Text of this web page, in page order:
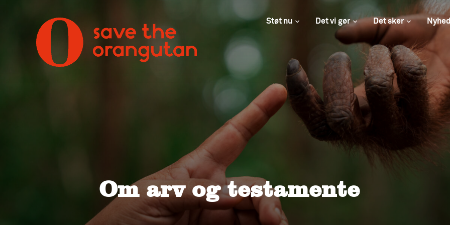
Støt nu Det vi gør Det sker
Om arv og testamente